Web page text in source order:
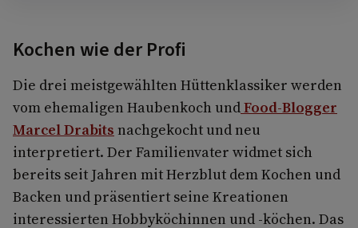
Kochen wie der Profi
Die drei meistgewählten Hüttenklassiker werden
vom ehemaligen Haubenkoch undFood-Blogger
Marcel Drabits nachgekocht und neu
interpretiert. Der Familienvater widmet sich
bereits seit Jahren mit Herzblut dem Kochen und
Backen und präsentiert seine Kreationen
interessierten Hobbyköchinnen und -köchen. Das